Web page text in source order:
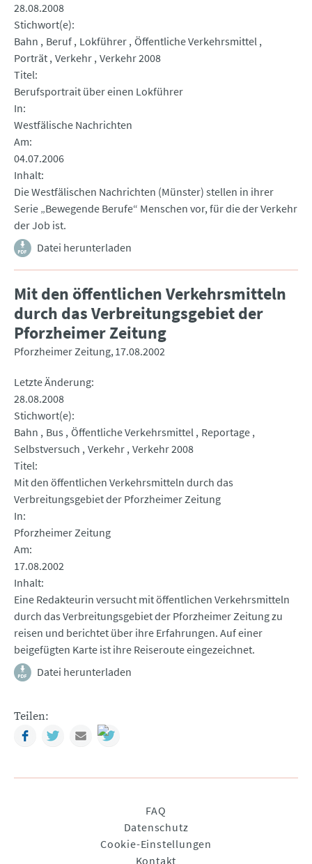
28.08.2008
Stichwort(e)
Bahn
Beruf Lokführer Öffentliche Verkehrsmittel
Porträt Verkehr Verkehr 2008
Titel
Berufsportrait über einen Lokführer
In
Westfälische Nachrichten
Am
04.07.2006
Inhalt
Die Westfälischen Nachrichten (Münster) stellen in ihrer
Serie „Bewegende Berufe“ Menschen vor, für die der Verkehr
der Job ist.
Datei herunterladen
Mit den öffentlichen Verkehrsmitteln
durch das Verbreitungsgebiet der
Pforzheimer Zeitung
Pforzheimer Zeitung 17.08.2002
Letzte Änderung
28.08.2008
Stichwort(e)
Bahn
Bus Öffentliche Verkehrsmittel Reportage
Selbstversuch Verkehr Verkehr 2008
Titel
Mit den öffentlichen Verkehrsmitteln durch das
Verbreitungsgebiet der Pforzheimer Zeitung
In
Pforzheimer Zeitung
Am
17.08.2002
Inhalt
Eine Redakteurin versucht mit öffentlichen Verkehrsmitteln
durch das Verbreitungsgebiet der Pforzheimer Zeitung zu
reisen und berichtet über ihre Erfahrungen. Auf einer
beigefügten Karte ist ihre Reiseroute eingezeichnet.
Datei herunterladen
Teilen:
FacebookTwitterMail
FAQ
Datenschutz
Cookie-Einstellungen
Kontakt